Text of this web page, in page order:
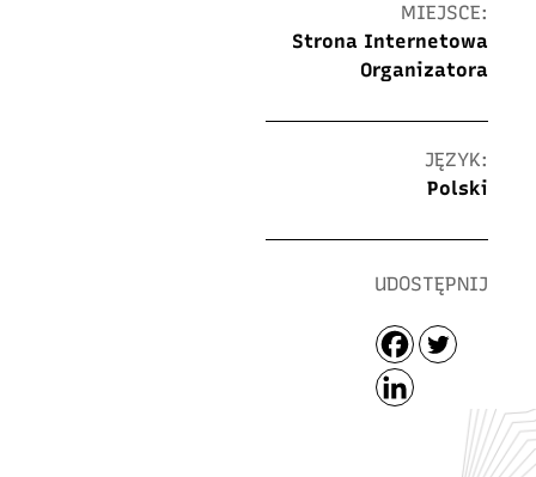
MIEJSCE:
Strona Internetowa
Organizatora
JĘZYK:
Polski
UDOSTĘPNIJ